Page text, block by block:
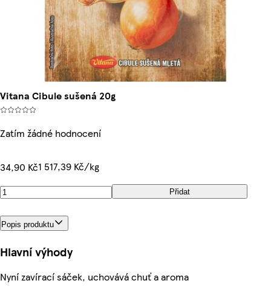
Vitana Cibule sušená 20g
Zatím žádné hodnocení
34,90 Kč1 517,39 Kč/kg
Přidat
Popis produktu
Hlavní výhody
Nyní zavírací sáček, uchovává chuť a aroma